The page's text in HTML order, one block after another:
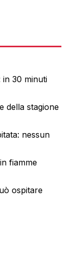
in 30 minuti
della stagione
nessun
fiamme
ospitare